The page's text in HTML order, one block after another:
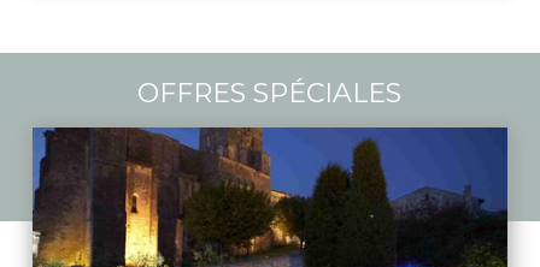
OFFRES SPÉCIALES